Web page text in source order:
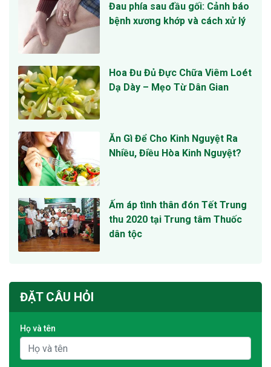
Đau phía sau đầu gối: Cảnh báo
bệnh xương khớp và cách xử lý
Hoa Đu Đủ Đực Chữa Viêm Loét
Dạ Dày – Mẹo Từ Dân Gian
Ăn Gì Để Cho Kinh Nguyệt Ra
Nhiều, Điều Hòa Kinh Nguyệt?
Ấm áp tình thân đón Tết Trung
thu 2020 tại Trung tâm Thuốc
dân tộc
ĐẶT CÂU HỎI
Họ và tên